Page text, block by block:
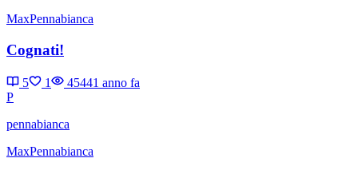
MaxPennabianca
Cognati!
5 1 45441 anno fa
P
pennabianca
MaxPennabianca